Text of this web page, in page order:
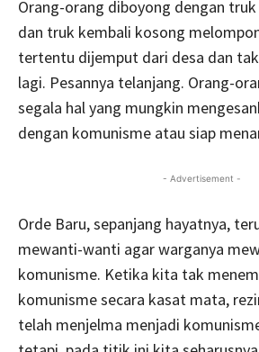
Orang-orang diboyong dengan
dan truk kembali kosong
tertentu dijemput dari desa dan
lagi. Pesannya telanjang. Orang-
segala hal yang mungkin
dengan komunisme atau siap
- Advertisement -
Orde Baru, sepanjang hayatnya,
mewanti-wanti agar warganya
komunisme. Ketika kita tak
komunisme secara kasat mata,
telah menjelma menjadi